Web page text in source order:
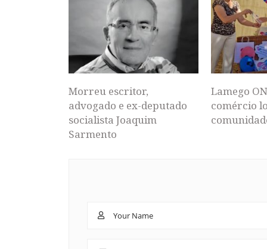
Morreu escritor,
advogado e ex-deputado
socialista Joaquim
Sarmento
Lamego
comércio